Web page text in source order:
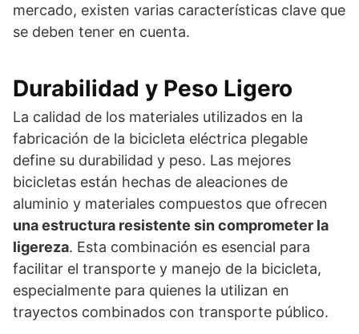
mercado, existen varias características clave que
se deben tener en cuenta.
Durabilidad y Peso Ligero
La calidad de los materiales utilizados en la
fabricación de la bicicleta eléctrica plegable
define su durabilidad y peso. Las mejores
bicicletas están hechas de aleaciones de
aluminio y materiales compuestos que ofrecen
una estructura resistente sin comprometer la
ligereza. Esta combinación es esencial para
facilitar el transporte y manejo de la bicicleta,
especialmente para quienes la utilizan en
trayectos combinados con transporte público.